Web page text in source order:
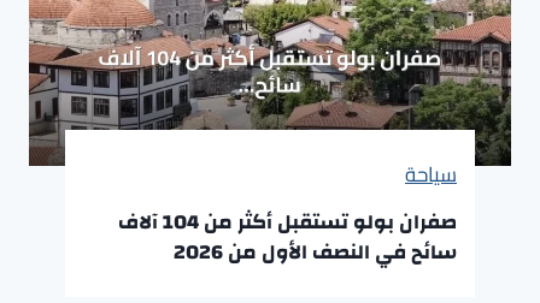
سياحة
صفران بولو تستقبل أكثر من 104 آلاف
سائح في النصف الأول من 2026